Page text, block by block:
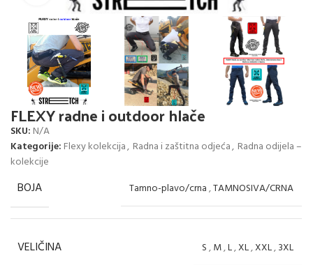
FLEXY radne i outdoor hlače
SKU: N/A
Kategorije: Flexy kolekcija, Radna i zaštitna odjeća, Radna odijela –
kolekcije
BOJA Tamno-plavo/crna,TAMNOSIVA/CRNA
VELIČINA S,M,L,XL,XXL,3XL